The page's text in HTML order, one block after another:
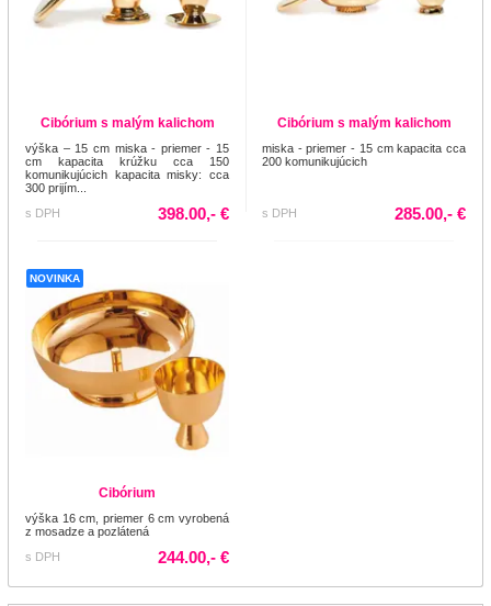
Cibórium s malým kalichom
výška – 15 cm miska - priemer - 15
cm kapacita krúžku cca 150
komunikujúcich kapacita misky: cca
300 prijím...
s DPH
398.00,- €
Cibórium s malým kalichom
miska - priemer - 15 cm kapacita cca
200 komunikujúcich
s DPH 285.00,- €
NOVINKA
Cibórium
výška 16 cm, priemer 6 cm vyrobená
z mosadze a pozlátená
s DPH
244.00,- €